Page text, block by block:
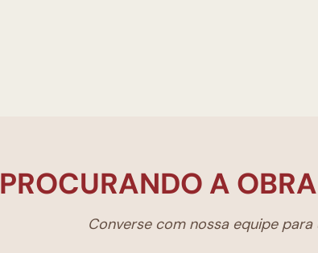
PROCURANDO A
Converse com nossa equipe